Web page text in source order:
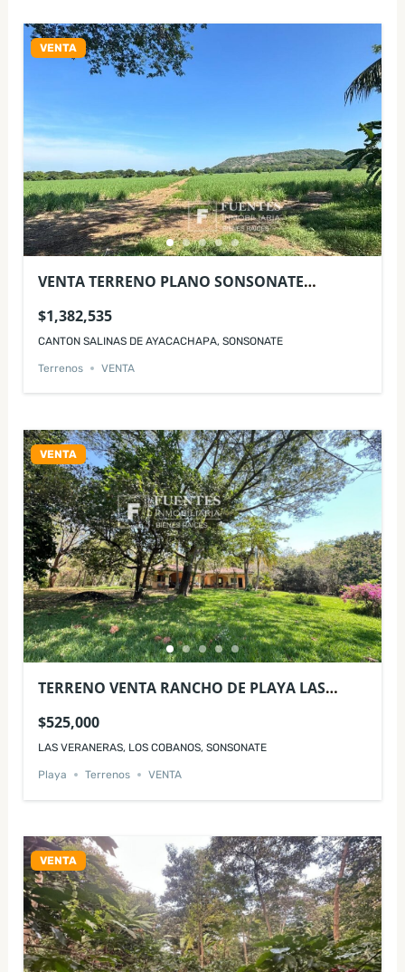
VENTA
VENTA TERRENO PLANO SONSONATE
$1,382,535
CANTON SALINAS DE AYACACHAPA, SONSONATE
Terrenos VENTA
VENTA
TERRENO VENTA RANCHO DE PLAYA LAS
$525,000
LAS VERANERAS, LOS COBANOS, SONSONATE
Playa Terrenos VENTA
VENTA